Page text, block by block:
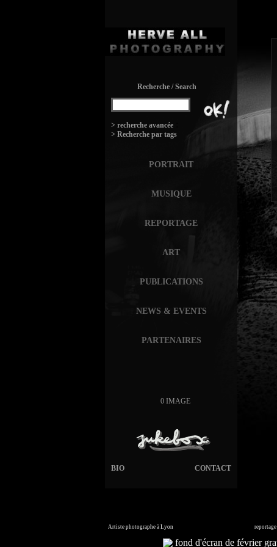
Recherche / Search
> recherche avancée
> Recherche par tags
PORTRAIT
MUSIQUE
REPORTAGE
ART
PUBLICATIONS
NEWS & EVENTS
PARTENAIRES
0 IMAGE
CONTACT
BIO
fond d'écran de février
Artiste photographe à Lyon